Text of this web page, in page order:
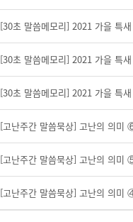
[30초 말씀메모리] 2021 가을 특
[30초 말씀메모리] 2021 가을 특
[30초 말씀메모리] 2021 가을 특
[고난주간 말씀묵상] 고난의 의미
[고난주간 말씀묵상] 고난의 의미
[고난주간 말씀묵상] 고난의 의미